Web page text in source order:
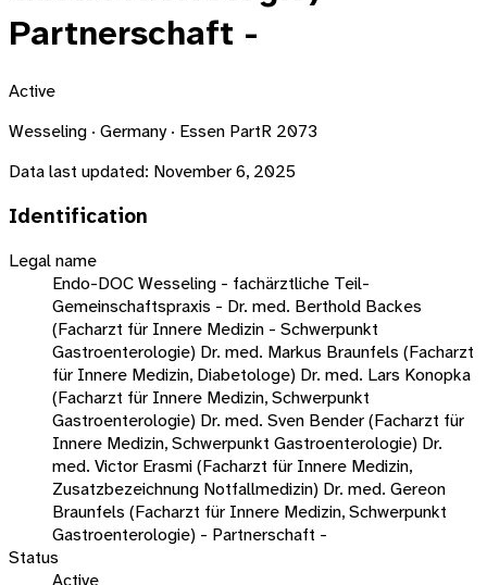
Partnerschaft -
Active
Wesseling · Germany · Essen PartR 2073
Data last updated: November 6, 2025
Identification
Legal name
Endo-DOC Wesseling - fachärztliche Teil-
Gemeinschaftspraxis - Dr. med. Berthold Backes
(Facharzt für Innere Medizin - Schwerpunkt
Gastroenterologie) Dr. med. Markus Braunfels (Facharzt
für Innere Medizin, Diabetologe) Dr. med. Lars Konopka
(Facharzt für Innere Medizin, Schwerpunkt
Gastroenterologie) Dr. med. Sven Bender (Facharzt für
Innere Medizin, Schwerpunkt Gastroenterologie) Dr.
med. Victor Erasmi (Facharzt für Innere Medizin,
Zusatzbezeichnung Notfallmedizin) Dr. med. Gereon
Braunfels (Facharzt für Innere Medizin, Schwerpunkt
Gastroenterologie) - Partnerschaft -
Status